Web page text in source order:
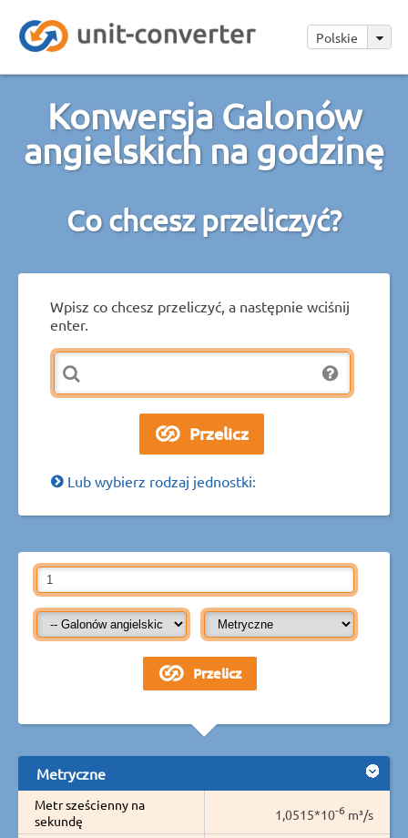
Polskie
Konwersja Galonów
angielskich na godzinę
Co chcesz przeliczyć?
Wpisz co chcesz przeliczyć, a następnie wciśnij
enter.
Lub wybierz rodzaj jednostki:
Metryczne
Metr sześcienny na
sekundę
1,0515*10-6 m³/s